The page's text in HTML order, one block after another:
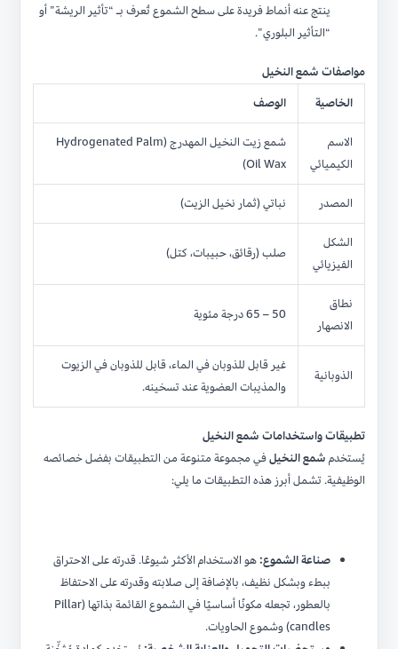
ينتج عنه أنماط فريدة على سطح الشموع تُعرف بـ “تأثير الريشة” أو
“التأثير البلوري”.
مواصفات شمع النخيل
الخاصية
الوصف
الاسم
الكيميائي
شمع زيت النخيل المهدرج (Hydrogenated Palm
Oil Wax)
المصدر نباتي (ثمار نخيل الزيت)
الشكل
الفيزيائي
صلب (رقائق، حبيبات، كتل)
نطاق
الانصهار
50 – 65 درجة مئوية
الذوبانية
غير قابل للذوبان في الماء، قابل للذوبان في الزيوت
والمذيبات العضوية عند تسخينه.
تطبيقات واستخدامات شمع النخيل
يُستخدم شمع النخيلفي مجموعة متنوعة من التطبيقات بفضل خصائصه
الوظيفية. تشمل أبرز هذه التطبيقات ما يلي:
صناعة الشموع:هو الاستخدام الأكثر شيوعًا. قدرته على الاحتراق
ببطء وبشكل نظيف، بالإضافة إلى صلابته وقدرته على الاحتفاظ
بالعطور، تجعله مكونًا أساسيًا في الشموع القائمة بذاتها (Pillar
candles) وشموع الحاويات.